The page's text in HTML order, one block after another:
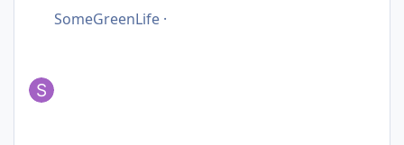
SomeGreenLife ·